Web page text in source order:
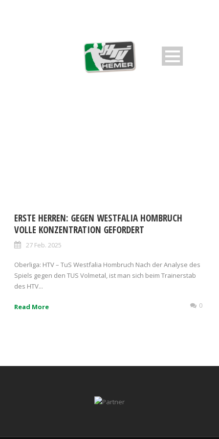
ERSTE HERREN: GEGEN WESTFALIA HOMBRUCH
VOLLE KONZENTRATION GEFORDERT
27 Feb. 2025
Oberliga: HTV – TuS Westfalia Hombruch Nach der Analyse des
Spiels gegen den TUS Volmetal, ist man sich beim Trainerstab
des HTV...
Read More 0